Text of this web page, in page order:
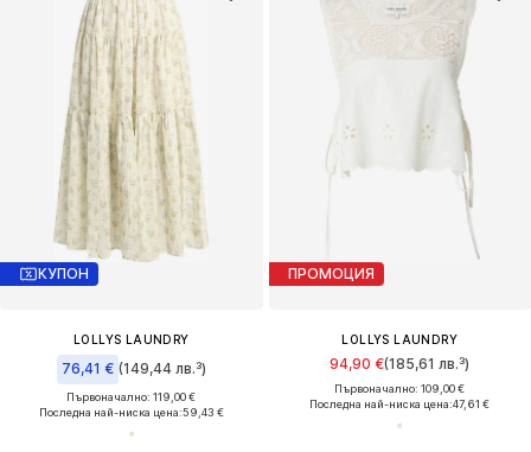
КУПОН
LOLLYS LAUNDRY
76,41 € (149,44 лв.³)
Първоначално: 119,00 €
Последна най-ниска цена:59,43 €
ПРОМОЦИЯ
LOLLYS LAUNDRY
94,90 €(185,61 лв.³)
Първоначално: 109,00 €
Последна най-ниска цена:47,61 €